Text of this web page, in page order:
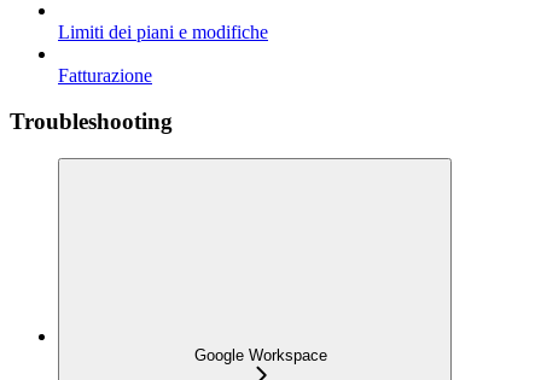
Limiti dei piani e modifiche
Fatturazione
Troubleshooting
Google Workspace